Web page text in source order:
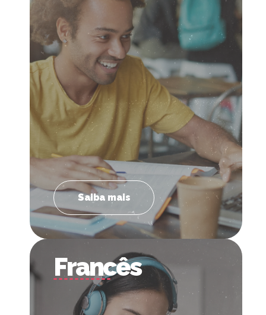
Saiba mais
Francês
Saiba mais
Francês